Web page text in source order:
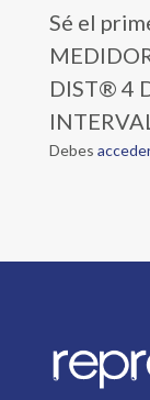
Sé el
DIST® 4
Debes